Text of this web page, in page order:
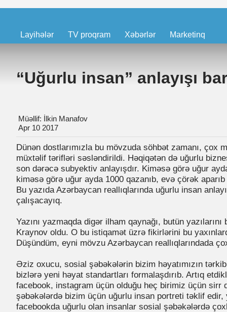
Layihələr TV proqram Xəbərlər Marketinq
“Uğurlu insan” anlayışı
Müəllif: İlkin Manafov
Apr 10 2017
Dünən dostlarımızla bu mövzuda söhbət zamanı, çox
müxtəlif tərifləri səsləndirildi. Həqiqətən də uğurlu
son dərəcə subyektiv anlayışdır. Kiməsə görə uğur
kiməsə görə uğur ayda 1000 qazanıb, evə çörək
Bu yazıda Azərbaycan reallıqlarında uğurlu insan
çalışacayıq.
Yazını yazmaqda digər ilham qaynağı, butün
Kraynov oldu. O bu istiqamət üzrə fikirlərini bu
Düşündüm, eyni mövzu Azərbaycan reallıqlarındada
Əziz oxucu, sosial şəbəkələrin bizim həyatımızın
bizlərə yeni həyat standartları formalaşdırıb. Artıq
facebook, instagram üçün olduğu heç birimiz üçün sirr
şəbəkələrdə bizim üçün uğurlu insan portreti təklif edir,
facebookda uğurlu olan insanlar sosial şəbəkələrdə